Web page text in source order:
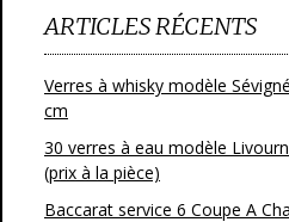
ARTICLES RÉCENTS
Verres à whisky modèle
cm
30 verres à eau modèle
(prix à la pièce)
Baccarat service 6 Coupe A